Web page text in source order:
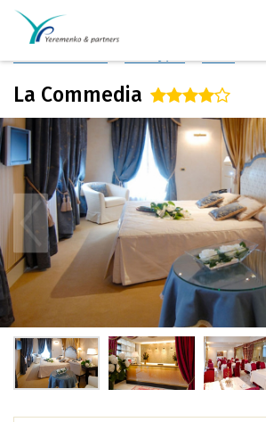
Италия
La Commedia